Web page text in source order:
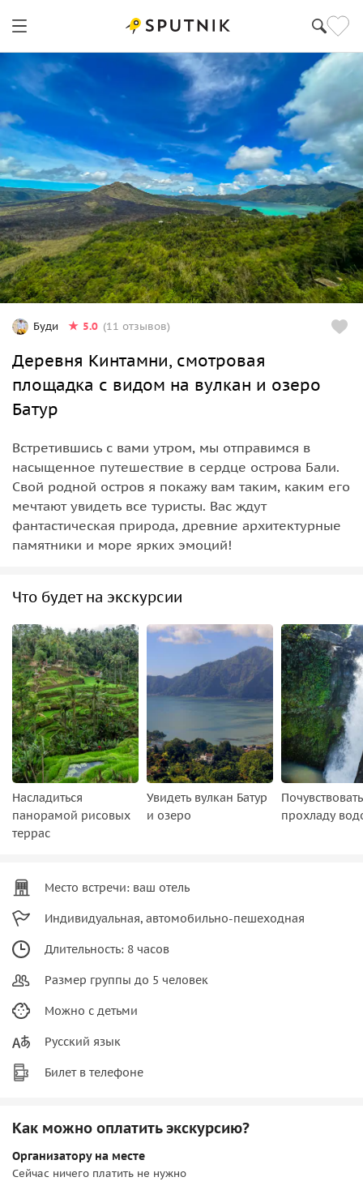
Буди 5.0 (11 отзывов)
Деревня Кинтамни, смотровая
площадка с видом на вулкан и озеро
Батур
Встретившись с вами утром, мы отправимся в
насыщенное путешествие в сердце острова Бали.
Свой родной остров я покажу вам таким, каким его
мечтают увидеть все туристы. Вас ждут
фантастическая природа, древние архитектурные
памятники и море ярких эмоций!
Что будет на экскурсии
Насладиться
панорамой рисовых
террас
Увидеть вулкан Батур
и озеро
Почувствовать
прохладу
Место встречи: ваш отель
Индивидуальная, автомобильно-пешеходная
Длительность: 8 часов
Размер группы до 5 человек
Можно с детьми
Русский язык
Билет в телефоне
Как можно оплатить экскурсию?
Организатору на месте
Сейчас ничего платить не нужно